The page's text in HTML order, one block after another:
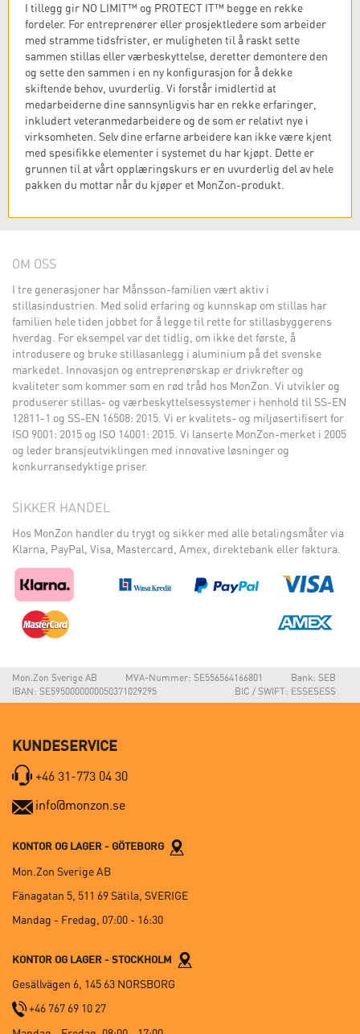
I tillegg gir NO LIMIT™ og PROTECT IT™ begge en rekke
fordeler. For entreprenører eller prosjektledere som arbeider
med stramme tidsfrister, er muligheten til å raskt sette
sammen stillas eller værbeskyttelse, deretter demontere den
og sette den sammen i en ny konfigurasjon for å dekke
skiftende behov, uvurderlig. Vi forstår imidlertid at
medarbeiderne dine sannsynligvis har en rekke erfaringer,
inkludert veteranmedarbeidere og de som er relativt nye i
virksomheten. Selv dine erfarne arbeidere kan ikke være kjent
med spesifikke elementer i systemet du har kjøpt. Dette er
grunnen til at vårt opplæringskurs er en uvurderlig del av hele
pakken du mottar når du kjøper et MonZon-produkt.
OM OSS
I tre generasjoner har Månsson-familien vært aktiv i
stillasindustrien. Med solid erfaring og kunnskap om stillas har
familien hele tiden jobbet for å legge til rette for stillasbyggerens
hverdag. For eksempel var det tidlig, om ikke det første, å
introdusere og bruke stillasanlegg i aluminium på det svenske
markedet. Innovasjon og entreprenørskap er drivkrefter og
kvaliteter som kommer som en rød tråd hos MonZon. Vi utvikler og
produserer stillas- og værbeskyttelsessystemer i henhold til SS-EN
12811-1 og SS-EN 16508: 2015. Vi er kvalitets- og miljøsertifisert for
ISO 9001: 2015 og ISO 14001: 2015. Vi lanserte MonZon-merket i 2005
og leder bransjeutviklingen med innovative løsninger og
konkurransedyktige priser.
SIKKER HANDEL
Hos MonZon handler du trygt og sikker med alle betalingsmåter via
Klarna, PayPal, Visa, Mastercard, Amex, direktebank eller faktura.
Mon.Zon Sverige AB MVA-Nummer: SE556564166801
Bank: SEB
IBAN: SE5950000000050371029295
BIC / SWIFT: ESSESESS
KUNDESERVICE
+46 31-773 04 30
info@monzon.se
KONTOR OG LAGER - GÖTEBORG
Mon.Zon Sverige AB
Fänagatan 5, 511 69 Sätila, SVERIGE
Mandag - Fredag, 07:00 - 16:30
KONTOR OG LAGER - STOCKHOLM
Gesällvägen 6, 145 63 NORSBORG
+46 767 69 10 27